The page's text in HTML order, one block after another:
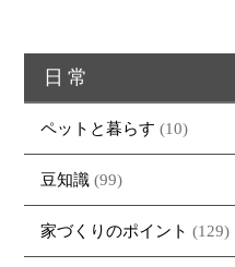
日常
ペットと暮らす (10)
豆知識 (99)
家づくりのポイント (129)
ブログ
イベント
採用情報
・DENTOU
・REFORM ・